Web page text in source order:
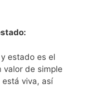
estado es el
valor de simple
está viva, así